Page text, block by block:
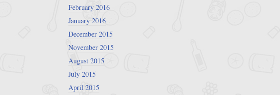
February 2016
January 2016
December 2015
November 2015
August 2015
July 2015
April 2015